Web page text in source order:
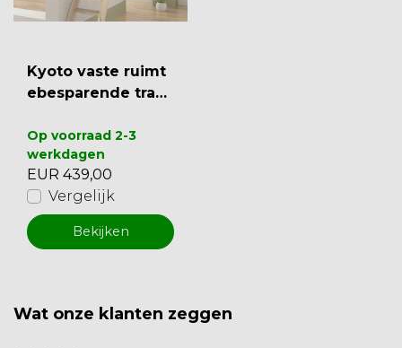
Kyoto vaste ruimt
ebesparende trap
Op voorraad 2-3
werkdagen
EUR 439,00
Vergelijk
Bekijken
Wat onze klanten zeggen